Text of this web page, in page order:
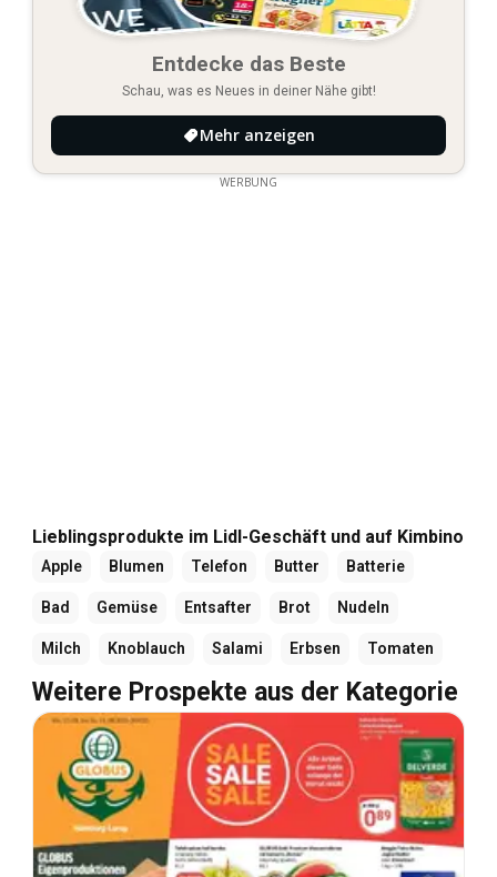
Entdecke das Beste
Schau, was es Neues in deiner Nähe gibt!
Mehr anzeigen
WERBUNG
Lieblingsprodukte im Lidl-Geschäft und auf Kimbino
Apple Blumen Telefon Butter Batterie
Bad Gemüse Entsafter Brot Nudeln
Milch Knoblauch Salami Erbsen Tomaten
Weitere Prospekte aus der Kategorie